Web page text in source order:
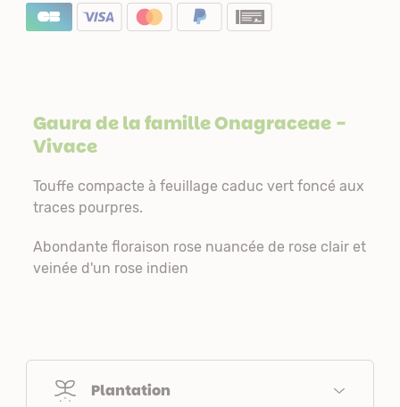
Gaura de la familleOnagraceae-
Vivace
Touffe compacte à feuillage caduc vert foncé aux
traces pourpres.
Abondante floraison rose nuancée de rose clair et
veinée d'un rose indien
Plantation